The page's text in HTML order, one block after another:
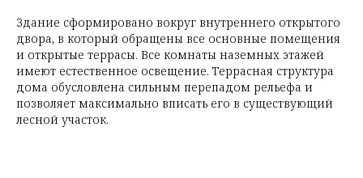
Здание сформировано вокруг внутреннего открытого
двора, в который обращены все основные помещения
и открытые террасы. Все комнаты наземных этажей
имеют естественное освещение. Террасная структура
дома обусловлена сильным перепадом рельефа и
позволяет максимально вписать его в существующий
лесной участок.